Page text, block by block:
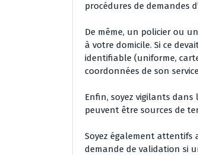
procédures de demandes
De même, un policier ou
à votre domicile. Si ce
identifiable (uniforme,
coordonnées de son
Enfin, soyez vigilants dans
peuvent être sources de
Soyez également attentifs
demande de validation si